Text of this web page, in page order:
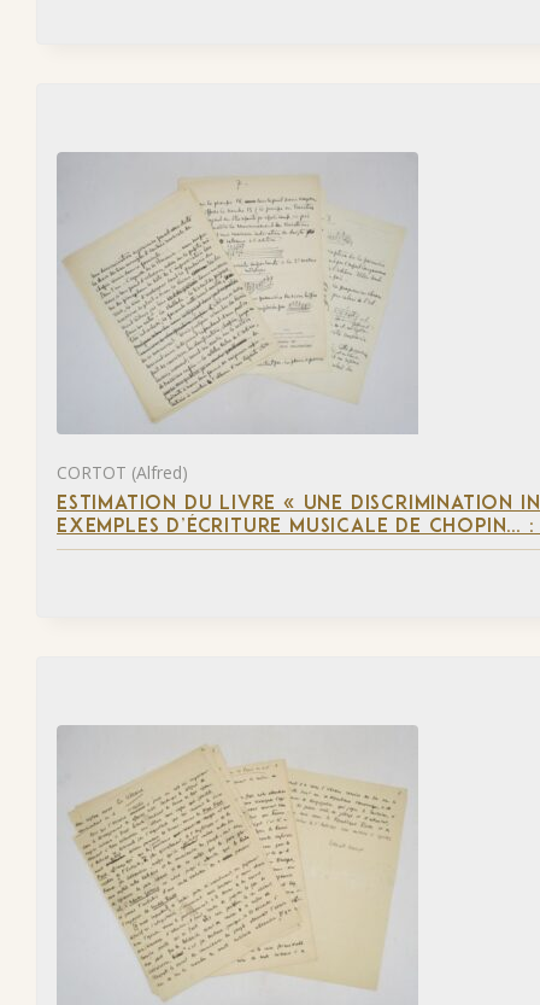
CORTOT (Alfred)
ESTIMATION DU LIVRE « UNE DISCRIMINATION
EXEMPLES D’ÉCRITURE MUSICALE DE CHOPIN…